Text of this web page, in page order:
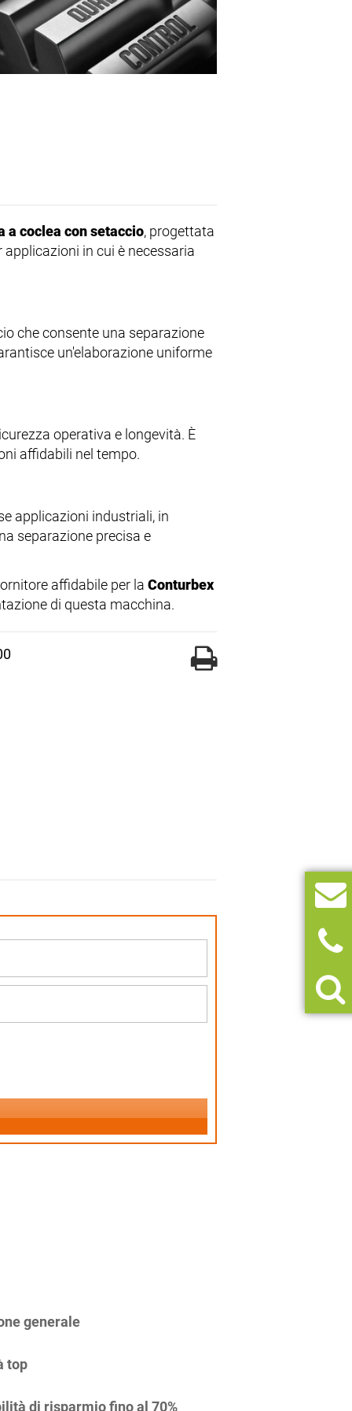
a coclea con setaccio, progettata
in cui è necessaria
che consente una separazione
un'elaborazione uniforme
operativa e longevità. È
affidabili nel tempo.
applicazioni industriali, in
separazione precisa e
affidabile per la Conturbex
di questa macchina.
generale
top
di risparmio fino al 70%